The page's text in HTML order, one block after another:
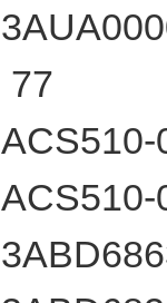
77
ACS510-
ACS510-